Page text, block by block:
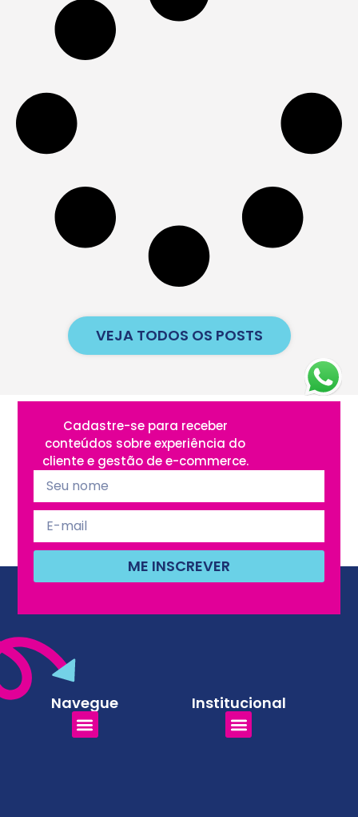
VEJA TODOS OS POSTS
Cadastre-se para receber
conteúdos sobre experiência do
cliente e gestão de e-commerce.
ME INSCREVER
Navegue Institucional